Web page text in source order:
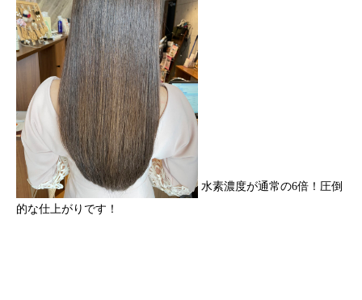
水素濃度が通常の6倍！圧倒
的な仕上がりです！